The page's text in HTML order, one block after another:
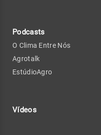
Podcasts
O Clima Entre Nós
Agrotalk
EstúdioAgro
Vídeos